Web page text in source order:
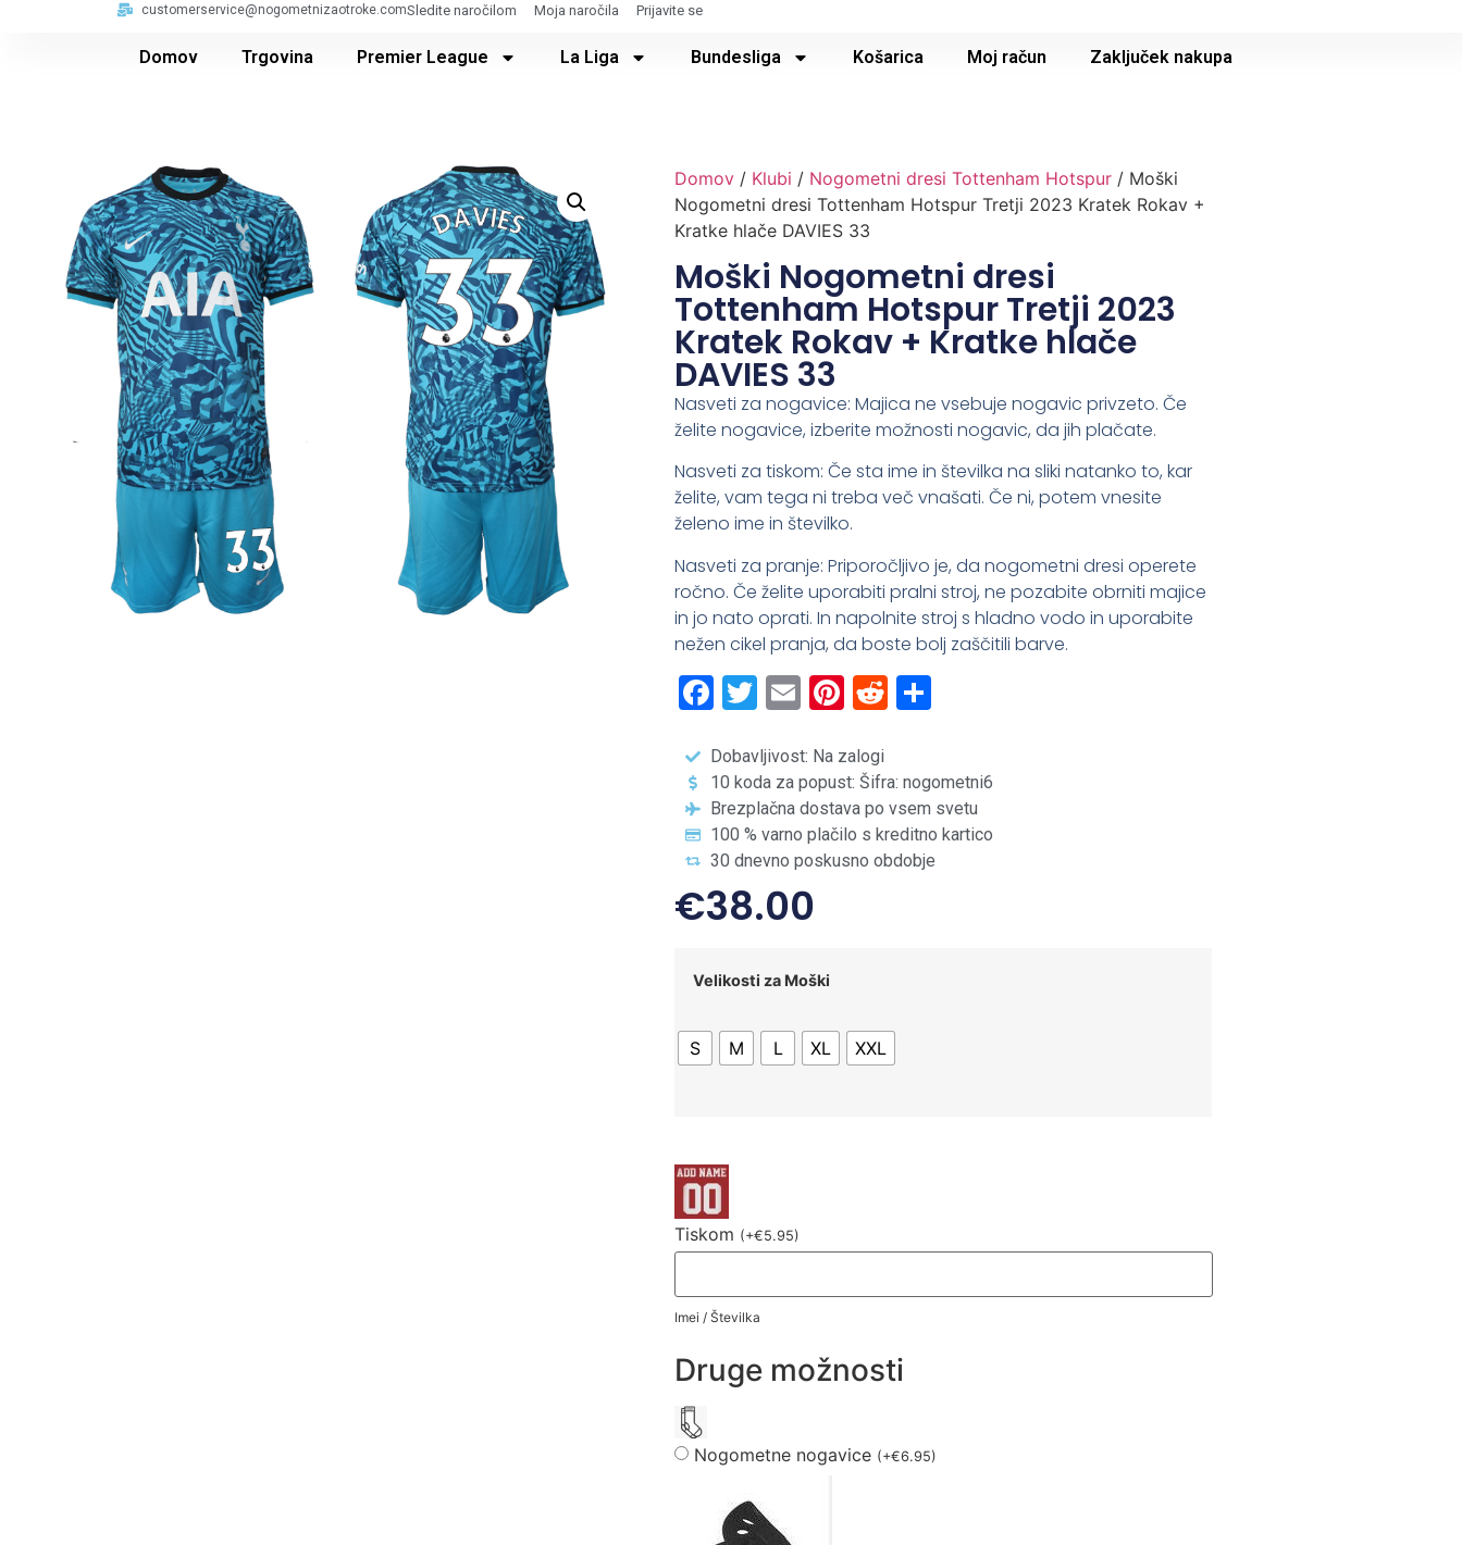
customerservice@nogometnizaotroke.comSledite naročilom Moja naročila Prijavite se
Domov Trgovina Premier League La Liga Bundesliga Košarica Moj račun Zaključek nakupa
Domov / Klubi / Nogometni dresi Tottenham Hotspur / Moški
Nogometni dresi Tottenham Hotspur Tretji 2023 Kratek Rokav +
Kratke hlače DAVIES 33
Moški Nogometni dresi
Tottenham Hotspur Tretji 2023
Kratek Rokav + Kratke hlače
DAVIES 33
Nasveti za nogavice: Majica ne vsebuje nogavic privzeto. Če
želite nogavice, izberite možnosti nogavic, da jih plačate.
Nasveti za tiskom: Če sta ime in številka na sliki natanko to, kar
želite, vam tega ni treba več vnašati. Če ni, potem vnesite
želeno ime in številko.
Nasveti za pranje: Priporočljivo je, da nogometni dresi operete
ročno. Če želite uporabiti pralni stroj, ne pozabite obrniti majice
in jo nato oprati. In napolnite stroj s hladno vodo in uporabite
nežen cikel pranja, da boste bolj zaščitili barve.
Facebook
Twitter
EmailPinterest
Reddit
Dobavljivost: Na zalogi
10 koda za popust: Šifra: nogometni6
Brezplačna dostava po vsem svetu
100 % varno plačilo s kreditno kartico
30 dnevno poskusno obdobje
€38.00
Velikosti za Moški
S M L XL XXL
Tiskom (+€5.95)
Imei / Številka
Druge možnosti
Nogometne nogavice (+€6.95)